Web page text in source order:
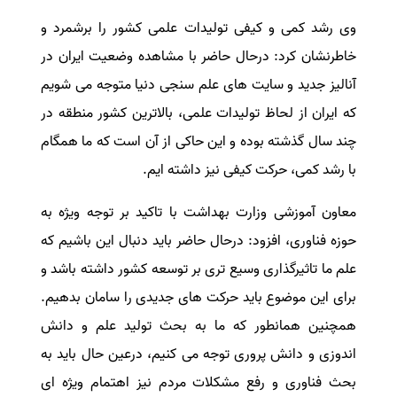
وی رشد کمی و کیفی تولیدات علمی کشور را برشمرد و
خاطرنشان کرد: درحال حاضر با مشاهده وضعیت ایران در
آنالیز جدید و سایت های علم سنجی دنیا متوجه می شویم
که ایران از لحاظ تولیدات علمی، بالاترین کشور منطقه در
چند سال گذشته بوده و این حاکی از آن است که ما همگام
با رشد کمی، حرکت کیفی نیز داشته ایم.
معاون آموزشی وزارت بهداشت با تاکید بر توجه ویژه به
حوزه فناوری، افزود: درحال حاضر باید دنبال این باشیم که
علم ما تاثیرگذاری وسیع تری بر توسعه کشور داشته باشد و
برای این موضوع باید حرکت های جدیدی را سامان بدهیم.
همچنین همانطور که ما به بحث تولید علم و دانش
اندوزی و دانش پروری توجه می کنیم، درعین حال باید به
بحث فناوری و رفع مشکلات مردم نیز اهتمام ویژه ای